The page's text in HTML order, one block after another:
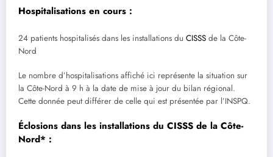
Hospitalisations en cours :
24 patients hospitalisés dans les installations du CISSS de la Côte-
Nord
Le nombre d’hospitalisations affiché ici représente la situation sur
la Côte-Nord à 9 h à la date de mise à jour du bilan régional.
Cette donnée peut différer de celle qui est présentée par l’INSPQ.
Éclosions dans les installations du CISSS de la Côte-
Nord* :